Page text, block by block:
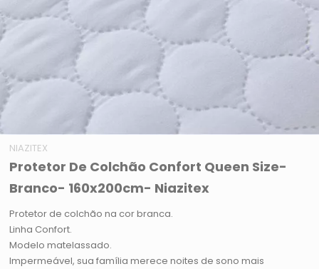
NIAZITEX
Protetor De Colchão Confort Queen Size-
Branco- 160x200cm- Niazitex
Protetor de colchão na cor branca.
Linha Confort.
Modelo matelassado.
Impermeável, sua família merece noites de sono mais